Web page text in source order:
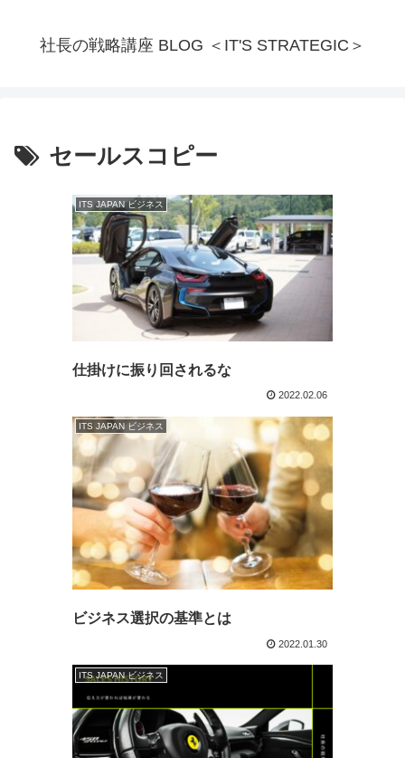
社長の戦略講座 BLOG ＜IT'S STRATEGIC＞
セールスコピー
ITS JAPAN ビジネス
仕掛けに振り回されるな
2022.02.06
ITS JAPAN ビジネス
ビジネス選択の基準とは
2022.01.30
ITS JAPAN ビジネス